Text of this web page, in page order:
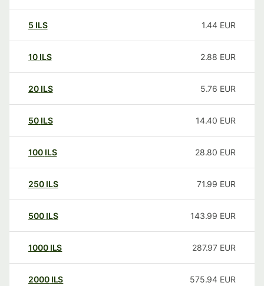
5 ILS 1.44 EUR
10 ILS 2.88 EUR
20 ILS 5.76 EUR
50 ILS 14.40 EUR
100 ILS 28.80 EUR
250 ILS 71.99 EUR
500 ILS 143.99 EUR
1000 ILS 287.97 EUR
2000 ILS 575.94 EUR